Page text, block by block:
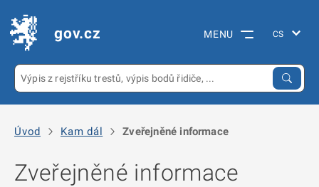
gov.cz MENU
Úvod Kam dál Zveřejněné informace
Zveřejněné informace